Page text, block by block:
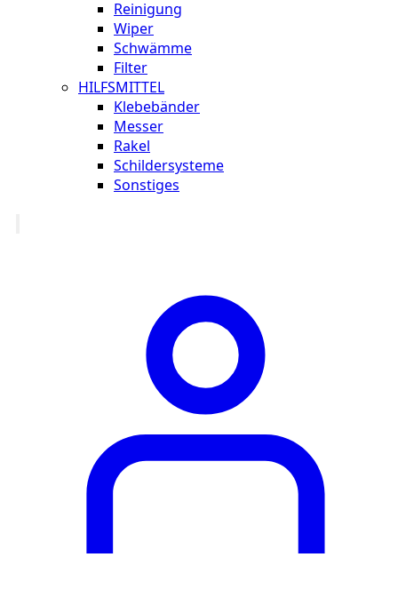
Reinigung
Wiper
Schwämme
Filter
HILFSMITTEL
Klebebänder
Messer
Rakel
Schildersysteme
Sonstiges